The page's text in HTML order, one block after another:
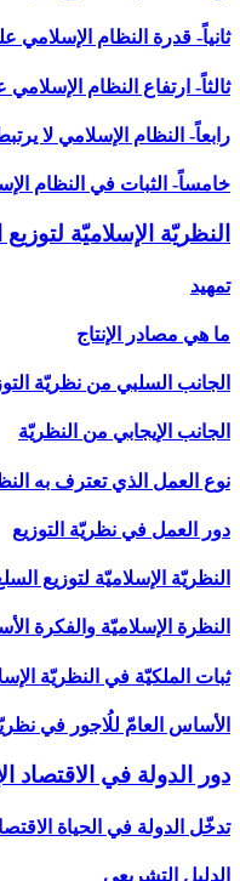
ثانياً- قدرة النظام الإسلامي
ثالثاً- ارتفاع النظام
رابعاً- النظام الإسلامي لا
خامساً- الثبات في النظام
النظريّة الإسلاميّة
تمهيد
ما هي مصادر الإنتاج
الجانب السلبي من نظريّة
الجانب الإيجابي من النظريّة
نوع العمل الذي تعترف به
دور العمل في نظريّة التوزيع
النظريّة الإسلاميّة لتوزيع
النظرة الإسلاميّة والفكرة
ثبات الملكيّة في النظريّة
الأساس العامّ للُاجور في
دور الدولة في الاقتصاد
تدخّل الدولة في الحياة
الدليل التشريعي